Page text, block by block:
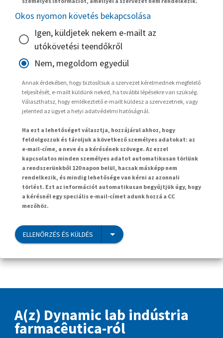
Okos nyomon követés bekapcsolása
Igen, küldjetek nekem e-mailt az
utókövetési teendőkről
Nem, megoldom egyedül
Annak érdekében, hogy biztosítsuk a szervezet kérelmednek megfelelő
teljesítését, e-mailt küldünk neked, ha további lépésekre van szükség.
Választhatsz, hogy emlékeztető e-mailt küldesz a szervezetnek, vagy
jelented az ügyet a helyi adatvédelmi hatóságnál.
Ha ezt a lehetőséget választja, hozzájárul ahhoz, hogy
feldolgozzuk és tároljuk a következő személyes adatokat: az
e-mail-címe, a neve és a kérésének szövege. Az ezzel
kapcsolatos minden személyes adatot automatikusan törlünk
a rendszerünkből 120 napon belül, hacsak másképp nem
rendelkezik, és mindig lehetősége van kérni az azonnali
törlést. Ezt az információt automatikusan begyűjtjük úgy, hogy
a kérésnél egy speciális e-mail-címet adunk hozzá a CC
mezőhöz.
ELLENŐRZÉS ÉS KÜLDÉS
A(z) Dynamic lab indústria
farmacêutica-ról